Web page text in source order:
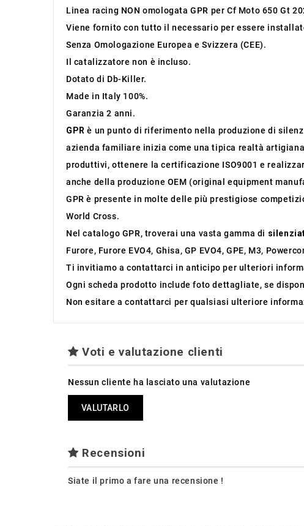
Linea racing NON omologata GPR per Cf Moto 650 Gt
Viene fornito con tutto il necessario per essere
Senza Omologazione Europea e Svizzera (CEE).
Il catalizzatore non è incluso.
Dotato di Db-Killer.
Made in Italy 100%.
Garanzia 2 anni.
GPR è un punto di riferimento nella produzione di
azienda familiare inizia come una tipica realtà
produttivi, ottenere la certificazione ISO9001 e
anche della produzione OEM (original equipment
GPR è presente in molte delle più prestigiose
World Cross.
Nel catalogo GPR, troverai una vasta gamma di
Furore, Furore EVO4, Ghisa, GP EVO4, GPE, M3,
Ti invitiamo a contattarci in anticipo per ulteriori
Ogni scheda prodotto include foto dettagliate, se
Non esitare a contattarci per qualsiasi ulteriore
Voti e valutazione clienti
Nessun cliente ha lasciato una valutazione
VALUTARLO
Recensioni
Siate il primo a fare una recensione !